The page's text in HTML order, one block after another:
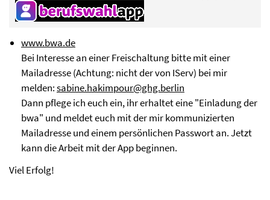
www.bwa.de
Bei Interesse an einer Freischaltung bitte mit einer
Mailadresse (Achtung: nicht der von IServ) bei mir
melden:sabine.hakimpour@ghg.berlin
Dann pflege ich euch ein, ihr erhaltet eine "Einladung der
bwa" und meldet euch mit der mir kommunizierten
Mailadresse und einem persönlichen Passwort an. Jetzt
kann die Arbeit mit der App beginnen.
Viel Erfolg!